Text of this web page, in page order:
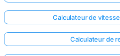
Calculateur de
Calculateur de